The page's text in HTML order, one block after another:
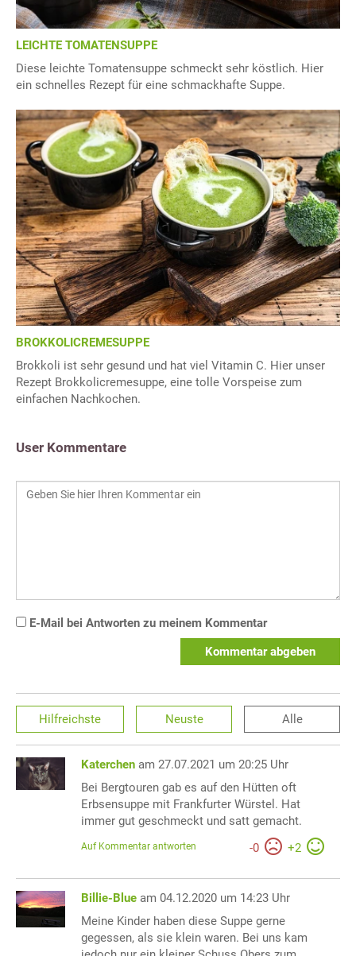
LEICHTE TOMATENSUPPE
Diese leichte Tomatensuppe schmeckt sehr köstlich. Hier
ein schnelles Rezept für eine schmackhafte Suppe.
BROKKOLICREMESUPPE
Brokkoli ist sehr gesund und hat viel Vitamin C. Hier unser
Rezept Brokkolicremesuppe, eine tolle Vorspeise zum
einfachen Nachkochen.
User Kommentare
E-Mail bei Antworten zu meinem Kommentar
Kommentar abgeben
Hilfreichste Neuste Alle
Katerchen am 27.07.2021 um 20:25 Uhr
Bei Bergtouren gab es auf den Hütten oft
Erbsensuppe mit Frankfurter Würstel. Hat
immer gut geschmeckt und satt gemacht.
-0 +2
Auf Kommentar antworten
Billie-Blue am 04.12.2020 um 14:23 Uhr
Meine Kinder haben diese Suppe gerne
gegessen, als sie klein waren. Bei uns kam